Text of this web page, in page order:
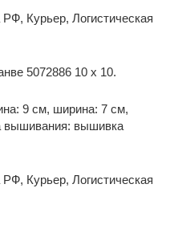
Курьер, Логистическая
5072886 10 x 10.
9 см, ширина: 7 см,
вышивания: вышивка
Курьер, Логистическая